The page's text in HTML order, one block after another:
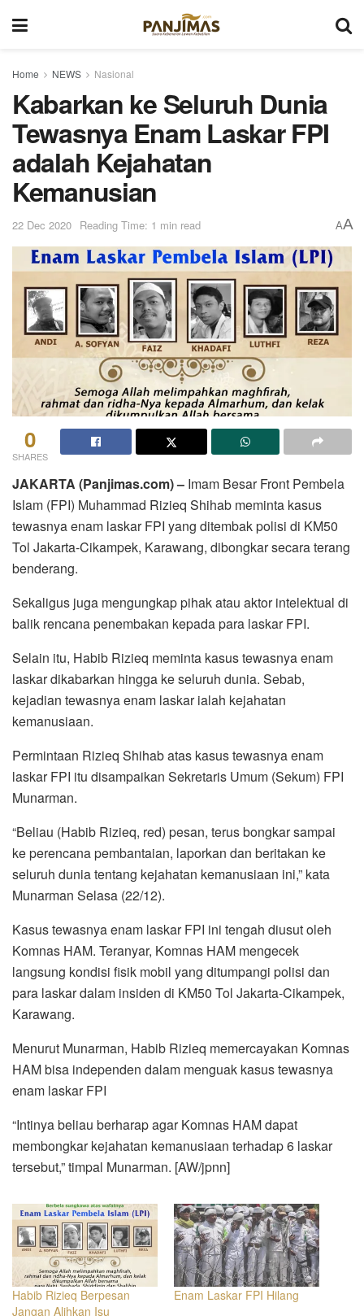
Home NEWS Nasional
Kabarkan ke Seluruh Dunia
Tewasnya Enam Laskar FPI
adalah Kejahatan
Kemanusian
22 Dec 2020 Reading Time: 1 min read AA
0
SHARES
JAKARTA (Panjimas.com) – Imam Besar Front Pembela
Islam (FPI) Muhammad Rizieq Shihab meminta kasus
tewasnya enam laskar FPI yang ditembak polisi di KM50
Tol Jakarta-Cikampek, Karawang, dibongkar secara terang
benderang.
Sekaligus juga mengungkap pihak atau aktor intelektual di
balik rencana penembakan kepada para laskar FPI.
Selain itu, Habib Rizieq meminta kasus tewasnya enam
laskar dikabarkan hingga ke seluruh dunia. Sebab,
kejadian tewasnya enam laskar ialah kejahatan
kemanusiaan.
Permintaan Rizieq Shihab atas kasus tewasnya enam
laskar FPI itu disampaikan Sekretaris Umum (Sekum) FPI
Munarman.
“Beliau (Habib Rizieq, red) pesan, terus bongkar sampai
ke perencana pembantaian, laporkan dan beritakan ke
seluruh dunia tentang kejahatan kemanusiaan ini,” kata
Munarman Selasa (22/12).
Kasus tewasnya enam laskar FPI ini tengah diusut oleh
Komnas HAM. Teranyar, Komnas HAM mengecek
langsung kondisi fisik mobil yang ditumpangi polisi dan
para laskar dalam insiden di KM50 Tol Jakarta-Cikampek,
Karawang.
Menurut Munarman, Habib Rizieq memercayakan Komnas
HAM bisa independen dalam menguak kasus tewasnya
enam laskar FPI
“Intinya beliau berharap agar Komnas HAM dapat
membongkar kejahatan kemanusiaan terhadap 6 laskar
tersebut,” timpal Munarman. [AW/jpnn]
Habib Rizieq Berpesan
Jangan Alihkan Isu
Enam Laskar FPI Hilang